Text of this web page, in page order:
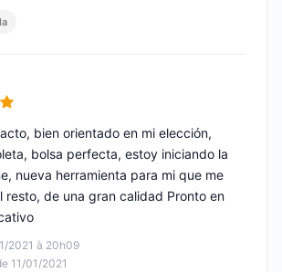
5
2021 à 20h09
11/01/2021
bien orientado en mi elección,
bolsa perfecta, estoy iniciando la
nueva herramienta para mi que me
resto, de una gran calidad Pronto en